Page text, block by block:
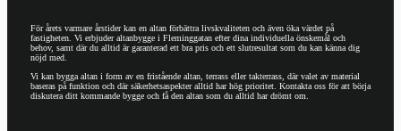
För årets varmare årstider kan en altan förbättra livskvaliteten och även öka värdet på
fastigheten. Vi erbjuder altanbygge i Fleminggatan efter dina individuella önskemål och
behov, samt där du alltid är garanterad ett bra pris och ett slutresultat som du kan känna dig
nöjd med.
Vi kan bygga altan i form av en fristående altan, terrass eller takterrass, där valet av material
baseras på funktion och där säkerhetsaspekter alltid har hög prioritet. Kontakta oss för att börja
diskutera ditt kommande bygge och få den altan som du alltid har drömt om.